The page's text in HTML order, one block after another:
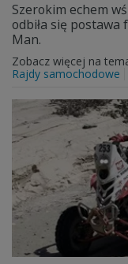
Szerokim echem
odbiła się
Man.
Zobacz więcej na
Rajdy samochodowe